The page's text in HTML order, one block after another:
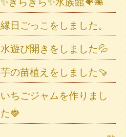
縁日ごっこをしました。
水遊び開きをしました💦
芋の苗植えをしました🍠
いちごジャムを作りまし
た🍓